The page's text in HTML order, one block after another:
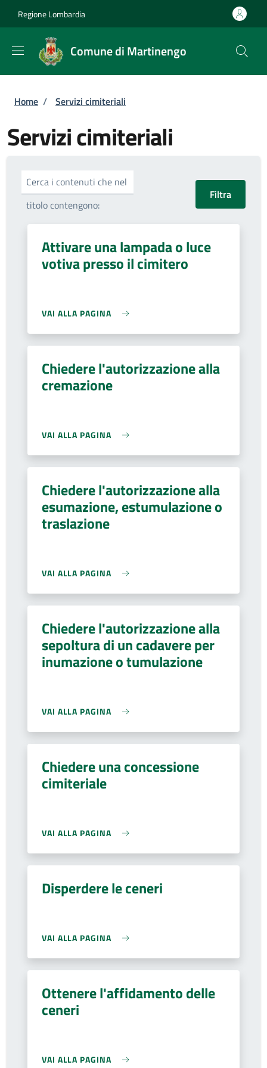
Regione Lombardia
Comune di Martinengo
Briciole di pane
Home / Servizi cimiteriali
Servizi cimiteriali
Cerca i contenuti che nel
titolo contengono:
Attivare una lampada o luce
votiva presso il cimitero
VAI ALLA PAGINA
Chiedere l'autorizzazione alla
cremazione
VAI ALLA PAGINA
Chiedere l'autorizzazione alla
esumazione, estumulazione o
traslazione
VAI ALLA PAGINA
Chiedere l'autorizzazione alla
sepoltura di un cadavere per
inumazione o tumulazione
VAI ALLA PAGINA
Chiedere una concessione
cimiteriale
VAI ALLA PAGINA
Disperdere le ceneri
VAI ALLA PAGINA
Ottenere l'affidamento delle
ceneri
VAI ALLA PAGINA